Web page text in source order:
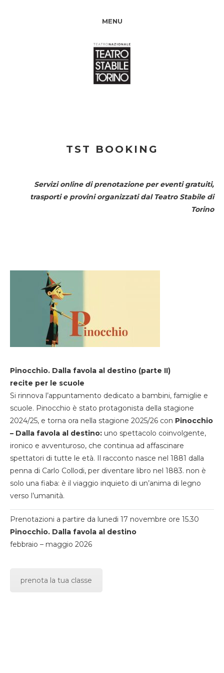
MENU
TST BOOKING
Servizi online di prenotazione per eventi gratuiti,
trasporti e provini organizzati dal Teatro Stabile di
Torino
Pinocchio. Dalla favola al destino (parte II)
recite per le scuole
Si rinnova l’appuntamento dedicato a bambini, famiglie e
scuole. Pinocchio è stato protagonista della stagione
2024/25, e torna ora nella stagione 2025/26 con Pinocchio
– Dalla favola al destino: uno spettacolo coinvolgente,
ironico e avventuroso, che continua ad affascinare
spettatori di tutte le età. Il racconto nasce nel 1881 dalla
penna di Carlo Collodi, per diventare libro nel 1883. non è
solo una fiaba: è il viaggio inquieto di un’anima di legno
verso l’umanità.
Prenotazioni a partire da lunedi 17 novembre ore 15.30
Pinocchio. Dalla favola al destino
febbraio – maggio 2026
prenota la tua classe